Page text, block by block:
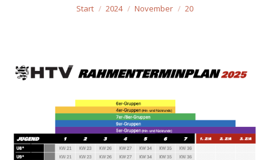
Sie befinden sich hier:
Start 2024 November 20